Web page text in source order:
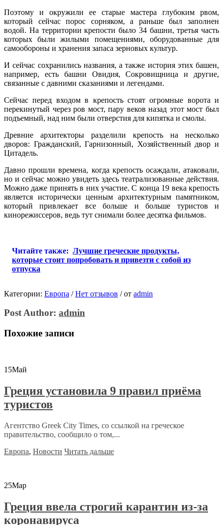
Поэтому и окружили ее старые мастера глубоким рвом,
который сейчас порос сорняком, а раньше был заполнен
водой. На территории крепости было 34 башни, третья часть
которых были жилыми помещениями, оборудованные для
самообороны и хранения запаса зерновых культур.
И сейчас сохранились названия, а также история этих башен,
например, есть башни Овидия, Сокровищница и другие,
связанные с давними сказаниями и легендами.
Сейчас перед входом в крепость стоят огромные ворота и
перекинутый через ров мост, пару веков назад этот мост был
подъемный, над ним были отверстия для кипятка и смолы.
Древние архитекторы разделили крепость на несколько
дворов: Гражданский, Гарнизонный, Хозяйственный двор и
Цитадель.
Давно прошли времена, когда крепость осаждали, атаковали,
но и сейчас можно увидеть здесь театрализованные действия.
Можно даже принять в них участие. С конца 19 века крепость
является исторически ценным архитектурным памятником,
который привлекает все больше и больше туристов и
кинорежиссеров, ведь тут снимали более десятка фильмов.
Читайте также: Лучшие греческие продукты,
которые стоит попробовать и привезти с собой из
отпуска
Категории: Европа / Нет отзывов /от admin
Post Author: admin
Похожие записи
15Май
Греция установила 9 правил приёма
туристов
Агентство Greek City Times, со ссылкой на греческое
правительство, сообщило о том,...
Европа, Новости Читать дальше
25Мар
Греция ввела строгий карантин из-за
коронавируса